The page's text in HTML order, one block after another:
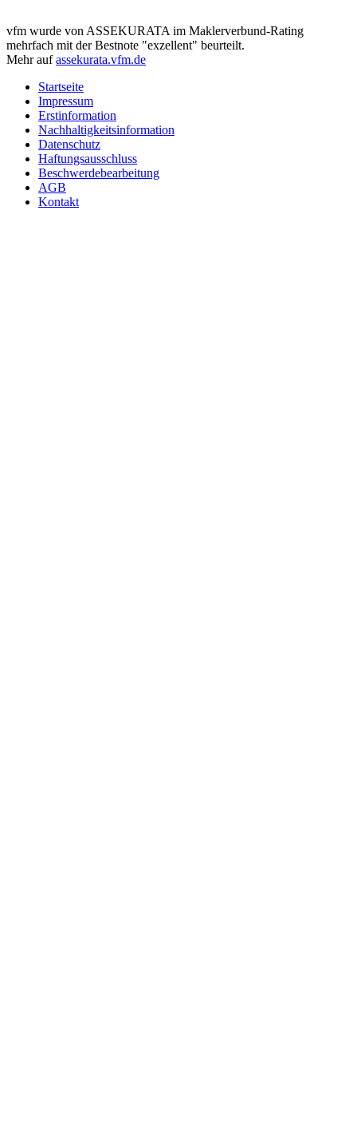
vfm wurde von ASSEKURATA im Maklerverbund-Rating
mehrfach mit der Bestnote "exzellent" beurteilt.
Mehr aufassekurata.vfm.de
Startseite
Impressum
Erstinformation
Nachhaltigkeitsinformation
Datenschutz
Haftungsausschluss
Beschwerdebearbeitung
AGB
Kontakt